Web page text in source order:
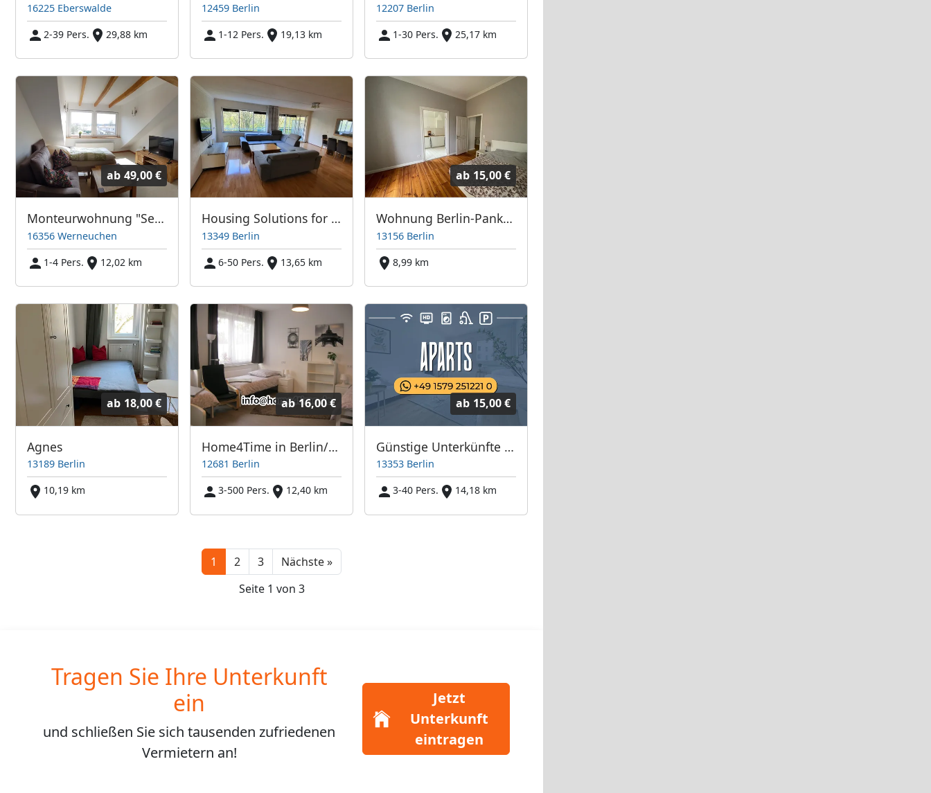
16225 Eberswalde
2-39 Pers.
29,88 km
12459 Berlin
1-12 Pers.
19,13 km
12207 Berlin
1-30 Pers.
25,17 km
ab 49,00 €
Monteurwohnung "Seeblick" 5 min von der A 10 Abfahrt Blumberg
16356 Werneuchen
1-4 Pers.
12,02 km
Housing Solutions for Employee Housing
13349 Berlin
6-50 Pers.
13,65 km
ab 15,00 €
Wohnung Berlin-Pankow
13156 Berlin
8,99 km
ab 18,00 €
Agnes
13189 Berlin
10,19 km
ab 16,00 €
Home4Time in Berlin/Stadtteilen/Umland
12681 Berlin
3-500 Pers.
12,40 km
ab 15,00 €
Günstige Unterkünfte in Wedding
13353 Berlin
3-40 Pers.
14,18 km
1 2 3 Nächste »Next
Seite 1 von 3
Tragen Sie Ihre Unterkunft
ein
und schließen Sie sichtausenden zufriedenen
Vermietern an!
Jetzt
Unterkunft
eintragen